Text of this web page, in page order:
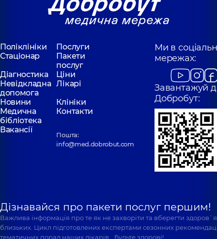
Поліклініки
Послуги
Стаціонар
Пакети
послуг
Діагностика
Ціни
Невідкладна
допомога
Лікарі
Новини
Клініки
Медична
бібліотека
Контакти
Вакансії
Пошта:
info@med.dobrobut.com
Ми в
мережах:
Завантажуй
Добробут:
Дізнавайся про пакети послуг першим!
Важлива інформація про те як не захворіти та вберегти
близьких. Цикл підготовлених експертами сезонних
тематичних порад наших лікарів… Будьте здорові!